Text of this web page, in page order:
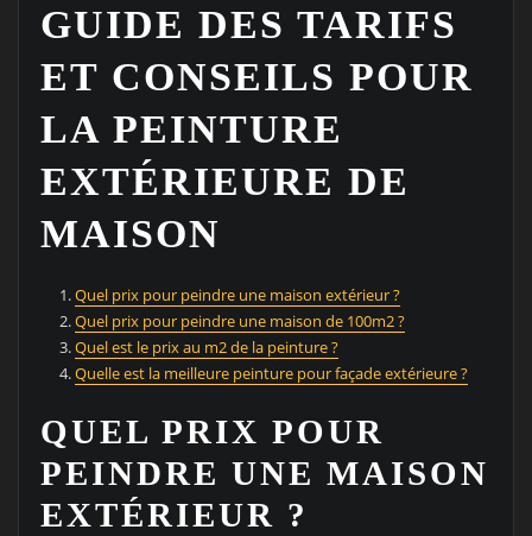
GUIDE DES TARIFS
ET CONSEILS POUR
LA PEINTURE
EXTÉRIEURE DE
MAISON
Quel prix pour peindre une maison extérieur ?
Quel prix pour peindre une maison de 100m2 ?
Quel est le prix au m2 de la peinture ?
Quelle est la meilleure peinture pour façade extérieure ?
QUEL PRIX POUR
PEINDRE UNE MAISON
EXTÉRIEUR ?